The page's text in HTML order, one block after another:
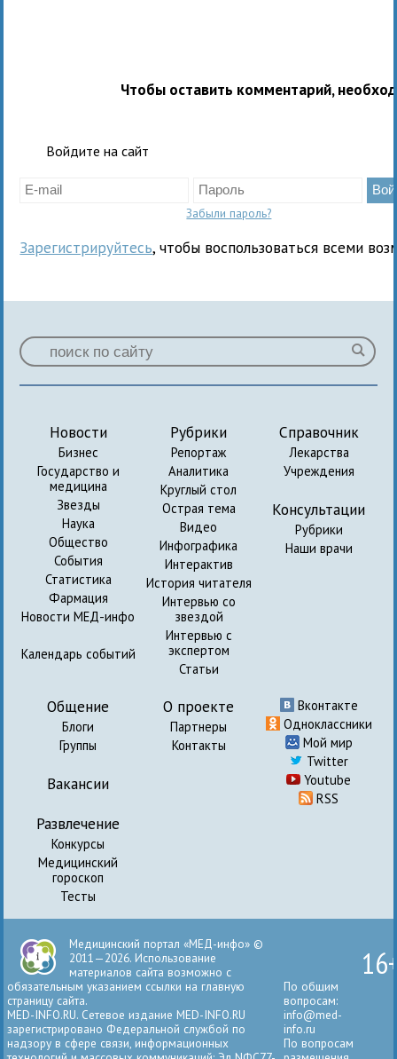
Чтобы оставить комментарий,
Войдите на сайт
Забыли пароль?
Зарегистрируйтесь, чтобы воспользоваться всеми
Новости
Бизнес
Государство и
медицина
Звезды
Наука
Общество
События
Статистика
Фармация
Новости МЕД-инфо
Календарь событий
Рубрики
Репортаж
Аналитика
Круглый стол
Острая тема
Видео
Инфографика
Интерактив
История читателя
Интервью со
звездой
Интервью с
экспертом
Статьи
Справочник
Лекарства
Учреждения
Консультации
Рубрики
Наши врачи
Общение
Блоги
Группы
Вакансии
Развлечение
Конкурсы
Медицинский
гороскоп
Тесты
О проекте
Партнеры
Контакты
Вконтакте
Одноклассники
Мой мир
Twitter
Youtube
RSS
Медицинский портал «МЕД-инфо» ©
2011—2026. Использование
материалов сайта возможно с
обязательным указанием ссылки на главную
страницу сайта.
MED-INFO.RU. Сетевое издание MED-INFO.RU
зарегистрировано Федеральной службой по
надзору в сфере связи, информационных
По общим
вопросам:
info@med-
info.ru
По вопросам